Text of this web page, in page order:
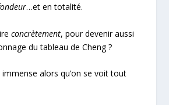
…et en totalité.
concrètement, pour devenir aussi
du tableau de Cheng ?
alors qu’on se voit tout